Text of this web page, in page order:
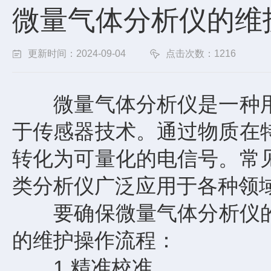
微量气体分析仪的
更新时间：2024-09-04 点击次数：1216
微量气体分析仪是一种用
于传感器技术。通过物质在
转化为可量化的电信号。常
类分析仪广泛应用于各种领
要确保微量气体分析仪
的维护操作流程：